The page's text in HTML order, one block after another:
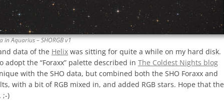
in Aquarius – SHORGB v1
data of the Helix was sitting for quite a while on my hard disk.
adopt the “Foraxx” palette described in The Coldest Nights blog
with the SHO data, but combined both the SHO Foraxx and
with a bit of RGB mixed in, and added RGB stars. Hope that the
;-)